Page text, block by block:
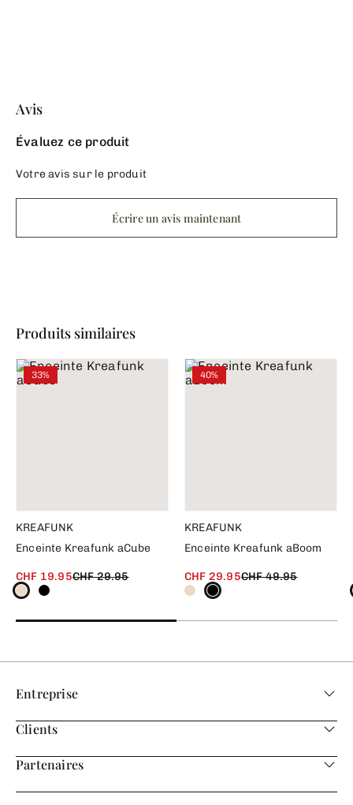
Avis
Évaluez ce produit
Votre avis sur le produit
Écrire un avis maintenant
Produits similaires
33%
KREAFUNK
Enceinte Kreafunk aCube
CHF 19.95CHF 29.95
40%
KREAFUNK
Enceinte Kreafunk aBoom
CHF 29.95CHF 49.95
Entreprise
Clients
Partenaires